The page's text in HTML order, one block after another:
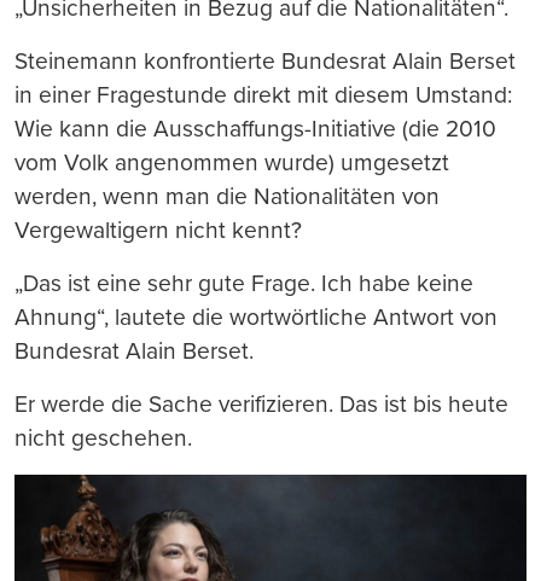
„Unsicherheiten in Bezug auf die Nationalitäten“.
Steinemann konfrontierte Bundesrat Alain Berset
in einer Fragestunde direkt mit diesem Umstand:
Wie kann die Ausschaffungs-Initiative (die 2010
vom Volk angenommen wurde) umgesetzt
werden, wenn man die Nationalitäten von
Vergewaltigern nicht kennt?
„Das ist eine sehr gute Frage. Ich habe keine
Ahnung“, lautete die wortwörtliche Antwort von
Bundesrat Alain Berset.
Er werde die Sache verifizieren. Das ist bis heute
nicht geschehen.